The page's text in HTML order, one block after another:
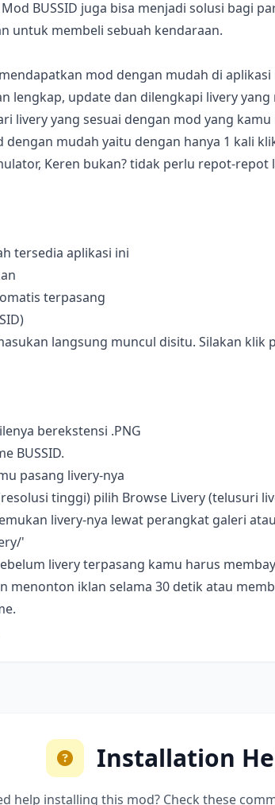
BUSSID juga bisa menjadi solusi bagi
untuk membeli sebuah kendaraan.
mod dengan mudah di aplikasi
lengkap, update dan dilengkapi livery yang
livery yang sesuai dengan mod yang
mudah yaitu dengan hanya 1 kali
Keren bukan? tidak perlu repot-repot
tersedia aplikasi ini
terpasang
langsung muncul disitu. Silakan klik
berekstensi .PNG
BUSSID.
pasang livery-nya
tinggi) pilih Browse Livery (telusuri
livery-nya lewat perangkat galeri
'
livery terpasang kamu harus
menonton iklan selama 30 detik atau
Installation
help installing this mod? Check these